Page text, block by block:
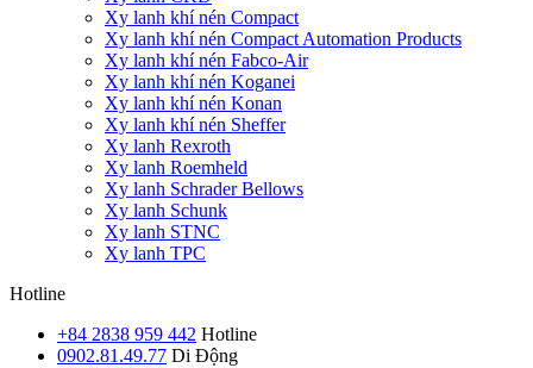
Xy lanh khí nén Compact
Xy lanh khí nén Compact Automation Products
Xy lanh khí nén Fabco-Air
Xy lanh khí nén Koganei
Xy lanh khí nén Konan
Xy lanh khí nén Sheffer
Xy lanh Rexroth
Xy lanh Roemheld
Xy lanh Schrader Bellows
Xy lanh Schunk
Xy lanh STNC
Xy lanh TPC
Hotline
+84 2838 959 442 Hotline
0902.81.49.77 Di Động